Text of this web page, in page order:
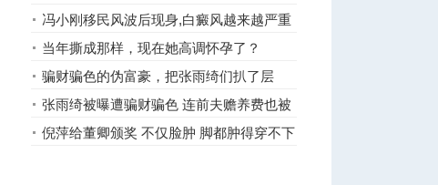
心跳
冯小刚移民风波后现身,白癜风越来越严重
当年撕成那样，现在她高调怀孕了？
骗财骗色的伪富豪，把张雨绮们扒了层
皮？
张雨绮被曝遭骗财骗色 连前夫赡养费也被
骗走
倪萍给董卿颁奖 不仅脸肿 脚都肿得穿不下